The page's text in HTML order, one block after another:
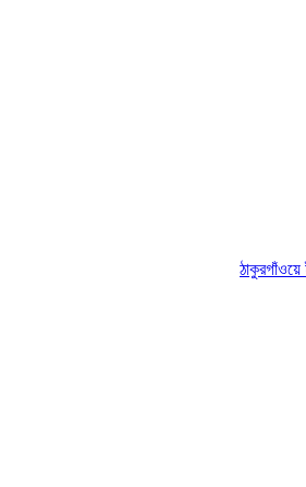
ঠাকুরগাঁওয়ে